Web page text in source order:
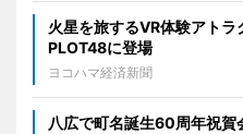
火星を旅するVR体験アト
PLOT48に登場
ヨコハマ経済新聞
八広で町名誕生60周年祝